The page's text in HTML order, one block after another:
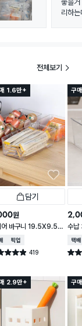
좋을거
리하
전체보기
1.6만+
담기
원
어 바구니 19.5X9.5X
배송매장픽업
4.9점 419
건 작성
구
수
택배
별점
2.9만+ 구